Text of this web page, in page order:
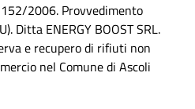
2006. Provvedimento
Ditta ENERGY BOOST SRL.
e recupero di rifiuti non
nel Comune di Ascoli